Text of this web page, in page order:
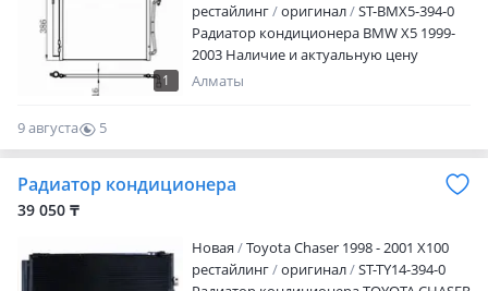
1
рестайлинг
оригинал
ST-BMX5-394-0
Радиатор кондиционера BMW X5 1999-
2003 Наличие и актуальную цену
уточняйте у менеджера
Алматы
9 августа
5
0
Радиатор кондиционера
39 050 ₸
Новая
Toyota Chaser 1998 - 2001 X100
рестайлинг
оригинал
ST-TY14-394-0